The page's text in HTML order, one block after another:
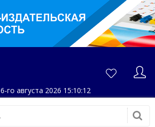
6-го августа 2026 15:10:12